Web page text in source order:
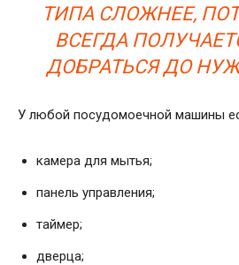
ТИПА СЛОЖНЕЕ,
ВСЕГДА
ДОБРАТЬСЯ ДО
У любой посудомоечной машины
камера для мытья;
панель управления;
таймер;
дверца;